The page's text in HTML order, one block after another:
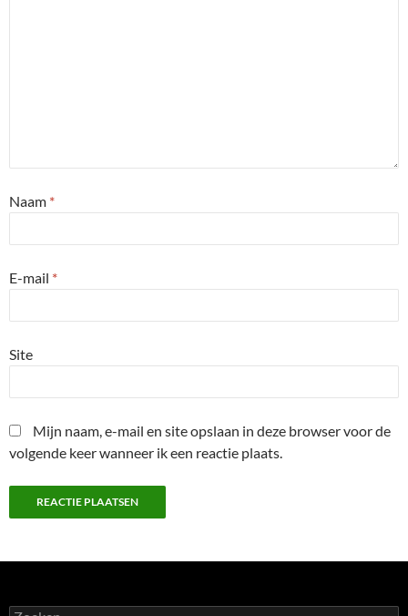
Naam *
E-mail *
Site
Mijn naam, e-mail en site opslaan in deze browser voor de
volgende keer wanneer ik een reactie plaats.
Zoeken